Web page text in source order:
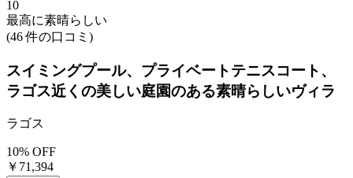
10
最高に素晴らしい
(46 件の口コミ)
スイミングプール、プライベートテニスコート、
ラゴス近くの美しい庭園のある素晴らしいヴィラ
ラゴス
10% OFF
￥71,394